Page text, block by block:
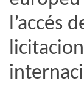
l’accés